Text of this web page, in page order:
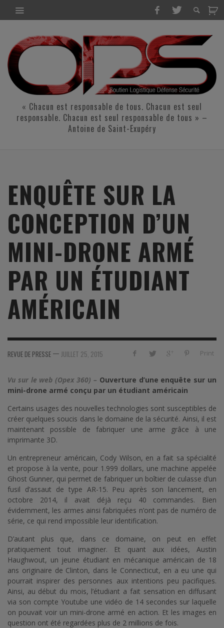
« Chacun est responsable de tous. Chacun est seul
responsable. Chacun est seul responsable de tous » –
Antoine de Saint-Exupéry
ENQUÊTE SUR LA
CONCEPTION D’UN
MINI-DRONE ARMÉ
PAR UN ÉTUDIANT
AMÉRICAIN
Print
REVUE DE PRESSE — JUILLET 25, 2015
Vu sur le web (Opex 360) – Ouverture d’une enquête sur un
mini-drone armé conçu par un étudiant américain
Certains usages des nouvelles technologies sont susceptibles de
créer quelques soucis dans le domaine de la sécurité. Ainsi, il est
maintenant possible de fabriquer une arme grâce à une
imprimante 3D.
Un entrepreneur américain, Cody Wilson, en a fait sa spécialité
et propose à la vente, pour 1.999 dollars, une machine appelée
Ghost Gunner, qui permet de fabriquer un boîtier de culasse d’un
fusil d’assaut de type AR-15. Peu après son lancement, en
octobre 2014, il avait déjà reçu 40 commandes. Bien
évidemment, les armes ainsi fabriquées n’ont pas de numéro de
série, ce qui rend impossible leur identification.
D’autant plus que, dans ce domaine, on peut en effet
pratiquement tout imaginer. Et quant aux idées, Austin
Haughwout, un jeune étudiant en mécanique américain de 18
ans originaire de Clinton, dans le Connecticut, en a eu une qui
pourrait inspirer des personnes aux intentions peu pacifiques.
Ainsi, au début du mois, l’étudiant a fait sensation en diffusant
via son compte Youtube une vidéo de 14 secondes sur laquelle
on pouvait voir un mini-drone armé en action. Et les images en
question ont été regardées plus de 2 millions de fois.